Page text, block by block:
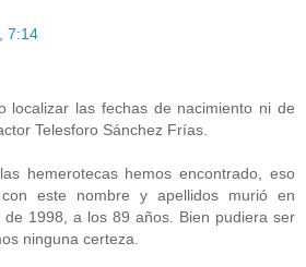
7:14
localizar las fechas de nacimiento ni de
Telesforo Sánchez Frías.
hemerotecas hemos encontrado, eso
este nombre y apellidos murió en
de 1998, a los 89 años. Bien pudiera ser
ninguna certeza.